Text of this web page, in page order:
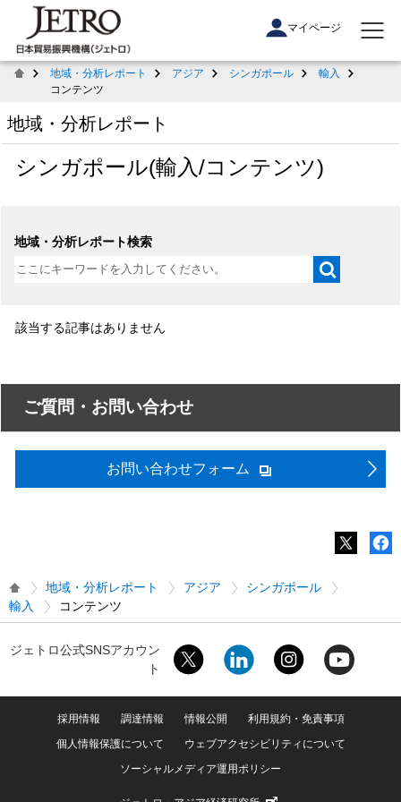
マイページ
地域・分析レポート アジア シンガポール
輸入
コンテンツ
地域・分析レポート
シンガポール(輸入/コンテンツ)
地域・分析レポート検索
該当する記事はありません
ご質問・お問い合わせ
お問い合わせフォーム
地域・分析レポート アジア
シンガポール
輸入
コンテンツ
ジェトロ公式SNSアカウン
ト
採用情報 調達情報 情報公開
利用規約・免責事項
個人情報保護について
ウェブアクセシビリティについて
ソーシャルメディア運用ポリシー